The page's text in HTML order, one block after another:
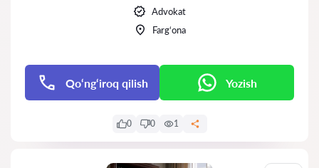
Advokat
Farg‘ona
Qo‘ng‘iroq qilish Yozish
0 0 1